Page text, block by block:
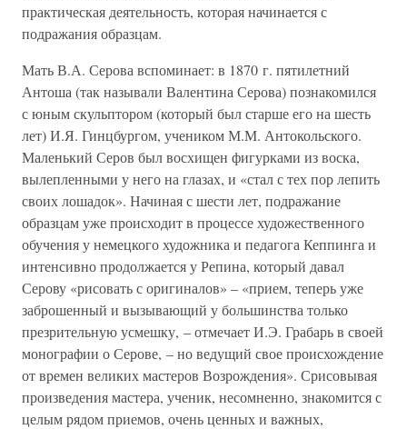
практическая деятельность, которая начинается с
подражания образцам.
Мать В.А. Серова вспоминает: в 1870 г. пятилетний
Антоша (так называли Валентина Серова) познакомился
с юным скульптором (который был старше его на шесть
лет) И.Я. Гинцбургом, учеником М.М. Антокольского.
Маленький Серов был восхищен фигурками из воска,
вылепленными у него на глазах, и «стал с тех пор лепить
своих лошадок». Начиная с шести лет, подражание
образцам уже происходит в процессе художественного
обучения у немецкого художника и педагога Кеппинга и
интенсивно продолжается у Репина, который давал
Серову «рисовать с оригиналов» – «прием, теперь уже
заброшенный и вызывающий у большинства только
презрительную усмешку, – отмечает И.Э. Грабарь в своей
монографии о Серове, – но ведущий свое происхождение
от времен великих мастеров Возрождения». Срисовывая
произведения мастера, ученик, несомненно, знакомится с
целым рядом приемов, очень ценных и важных,